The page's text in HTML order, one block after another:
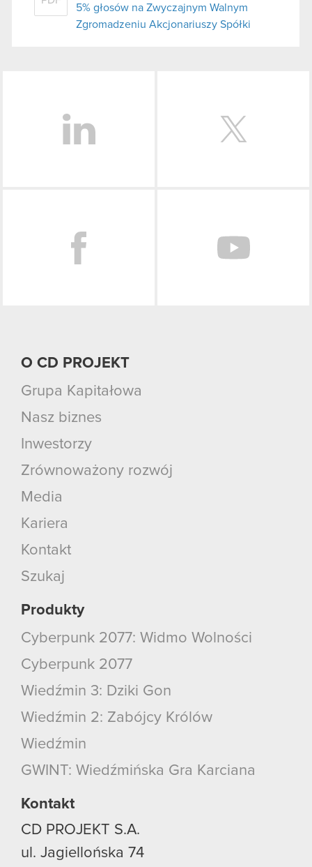
5% głosów na Zwyczajnym Walnym
Zgromadzeniu Akcjonariuszy Spółki
O CD PROJEKT
Grupa Kapitałowa
Nasz biznes
Inwestorzy
Zrównoważony rozwój
Media
Kariera
Kontakt
Szukaj
Produkty
Cyberpunk 2077: Widmo Wolności
Cyberpunk 2077
Wiedźmin 3: Dziki Gon
Wiedźmin 2: Zabójcy Królów
Wiedźmin
GWINT: Wiedźmińska Gra Karciana
Kontakt
CD PROJEKT S.A.
ul. Jagiellońska 74